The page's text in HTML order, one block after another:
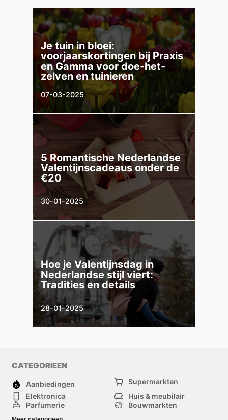
Je tuin in bloei:
voorjaarskortingen bij Praxis
en Gamma voor doe-het-
zelven en tuinieren
07-03-2025
5 Romantische Nederlandse
Valentijnscadeaus onder de
€20
30-01-2025
Hoe je Valentijnsdag in
Nederlandse stijl viert:
Tradities en details
28-01-2025
CATEGORIEEN
Aanbiedingen
Supermarkten
Elektronica
Huis & meubilair
Parfumerie
Bouwmarkten